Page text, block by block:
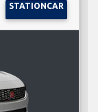
STATIONCAR